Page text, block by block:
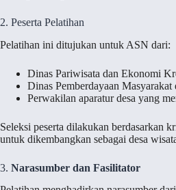
2. Peserta Pelatihan
Pelatihan ini ditujukan untuk ASN dari:
Dinas Pariwisata dan Ekonomi
Dinas Pemberdayaan
Perwakilan aparatur desa yang
Seleksi peserta dilakukan berdasarkan
untuk dikembangkan sebagai desa
3. Narasumber dan Fasilitator